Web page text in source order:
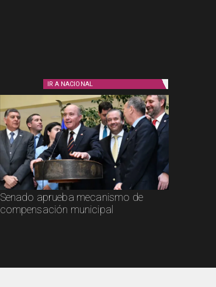
IR A NACIONAL
Senado aprueba mecanismo de
compensación municipal